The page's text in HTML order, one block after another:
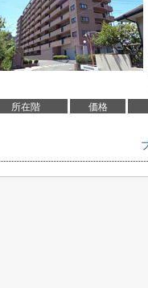
所在階 価格